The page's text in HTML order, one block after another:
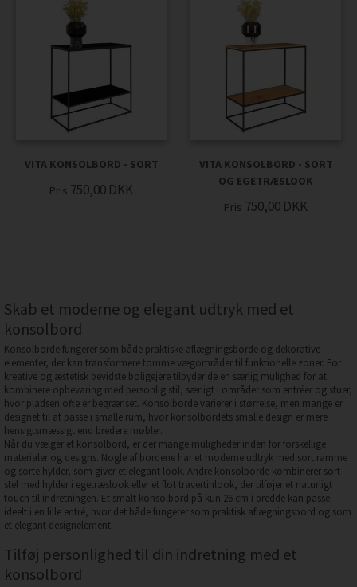
VITA KONSOLBORD - SORT
Pris 750,00 DKK
VITA KONSOLBORD - SORT
OG EGETRÆSLOOK
Pris 750,00 DKK
Skab et moderne og elegant udtryk med et
konsolbord
Konsolborde fungerer som både praktiske aflægningsborde og dekorative
elementer, der kan transformere tomme vægområder til funktionelle zoner. For
kreative og æstetisk bevidste boligejere tilbyder de en særlig mulighed for at
kombinere opbevaring med personlig stil, særligt i områder som entréer og stuer,
hvor pladsen ofte er begrænset. Konsolborde varierer i størrelse, men mange er
designet til at passe i smalle rum, hvor konsolbordets smalle design er mere
hensigtsmæssigt end bredere møbler.
Når du vælger et konsolbord, er der mange muligheder inden for forskellige
materialer og designs. Nogle af bordene har et moderne udtryk med sort ramme
og sorte hylder, som giver et elegant look. Andre konsolborde kombinerer sort
stel med hylder i egetræslook eller et flot travertinlook, der tilføjer et naturligt
touch til indretningen. Et smalt konsolbord på kun 26 cm i bredde kan passe
ideelt i en lille entré, hvor det både fungerer som praktisk aflægningsbord og som
et elegant designelement.
Tilføj personlighed til din indretning med et
konsolbord